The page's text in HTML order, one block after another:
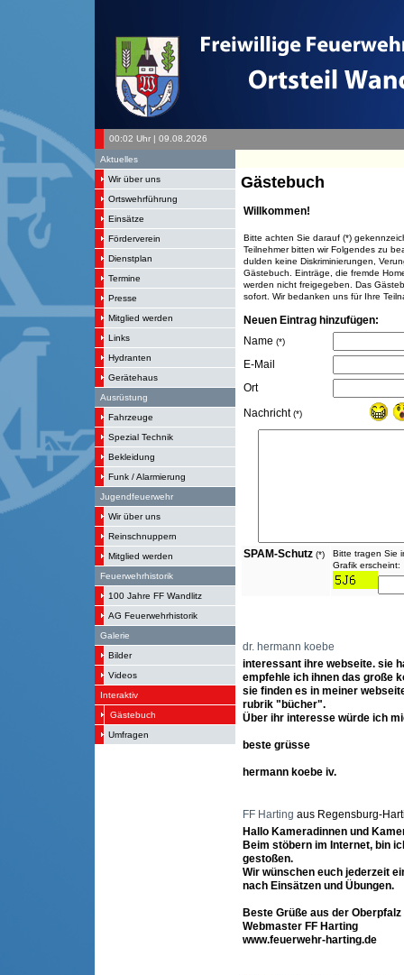
00:02 Uhr | 09.08.2026
Aktuelles
Wir über uns
Ortswehrführung
Einsätze
Förderverein
Dienstplan
Termine
Presse
Mitglied werden
Links
Hydranten
Gerätehaus
Ausrüstung
Fahrzeuge
Spezial Technik
Bekleidung
Funk / Alarmierung
Jugendfeuerwehr
Wir über uns
Reinschnuppern
Mitglied werden
Feuerwehrhistorik
100 Jahre FF Wandlitz
AG Feuerwehrhistorik
Galerie
Bilder
Videos
Interaktiv
Gästebuch
Umfragen
Gästebuch
Willkommen!
Bitte achten Sie darauf (*)
Teilnehmer bitten wir Folgendes zu
dulden keine Diskriminierungen,
Gästebuch. Einträge, die fremde
werden nicht freigegeben. Das
sofort. Wir bedanken uns für Ihre
Neuen Eintrag hinzufügen:
Name (*)
E-Mail
Ort
Nachricht(*)
SPAM-Schutz (*)
Bitte tragen Sie
Grafik erscheint:
dr. hermann koebe
interessant ihre webseite. sie
empfehle ich ihnen das große
sie finden es in meiner
rubrik "bücher".
Über ihr interesse würde ich
beste grüsse
hermann koebe iv.
FF Harting aus Regensburg-
Hallo Kameradinnen und
Beim stöbern im Internet, bin
gestoßen.
Wir wünschen euch jederzeit
nach Einsätzen und Übungen.
Beste Grüße aus der Oberpfalz
Webmaster FF Harting
www.feuerwehr-harting.de